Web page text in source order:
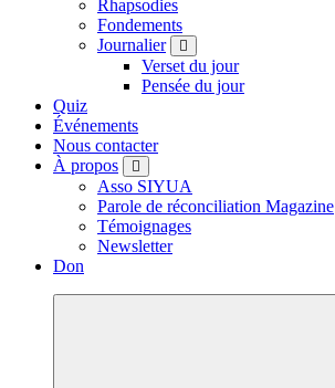
Rhapsodies
Fondements
Journalier
Verset du jour
Pensée du jour
Quiz
Événements
Nous contacter
À propos
Asso SIYUA
Parole de réconciliation Magazine
Témoignages
Newsletter
Don